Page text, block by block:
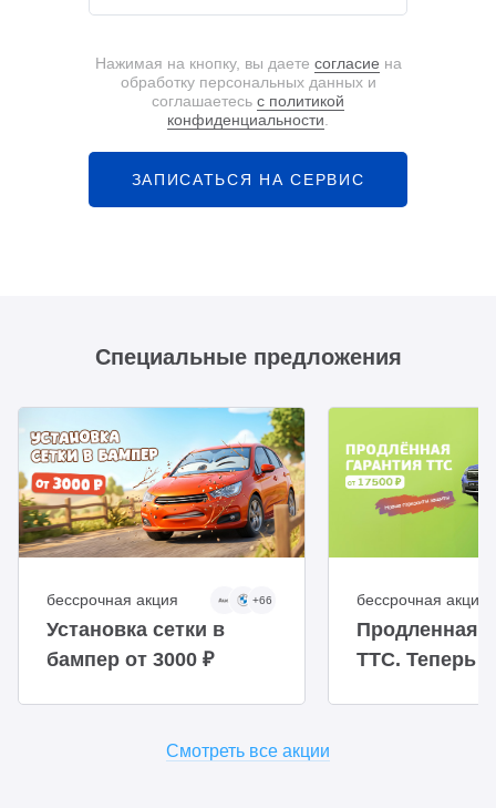
Нажимая на кнопку, вы даете согласие на
обработку персональных данных и
соглашаетесь с политикой
конфиденциальности
ЗАПИСАТЬСЯ НА СЕРВИС
Специальные предложения
бессрочная акция +66
Установка сетки в
бампер от 3000 ₽
бессрочная акция
Продленная
ТТС. Теперь
Смотреть все акции